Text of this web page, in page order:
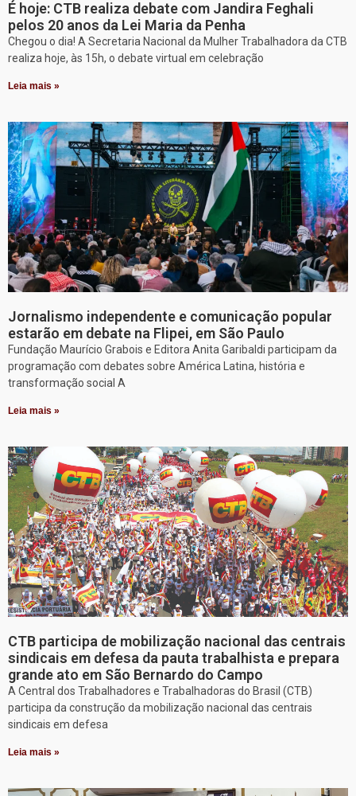
É hoje: CTB realiza debate com Jandira Feghali
pelos 20 anos da Lei Maria da Penha
Chegou o dia! A Secretaria Nacional da Mulher Trabalhadora da CTB
realiza hoje, às 15h, o debate virtual em celebração
Leia mais »
Jornalismo independente e comunicação popular
estarão em debate na Flipei, em São Paulo
Fundação Maurício Grabois e Editora Anita Garibaldi participam da
programação com debates sobre América Latina, história e
transformação social A
Leia mais »
CTB participa de mobilização nacional das centrais
sindicais em defesa da pauta trabalhista e prepara
grande ato em São Bernardo do Campo
A Central dos Trabalhadores e Trabalhadoras do Brasil (CTB)
participa da construção da mobilização nacional das centrais
sindicais em defesa
Leia mais »